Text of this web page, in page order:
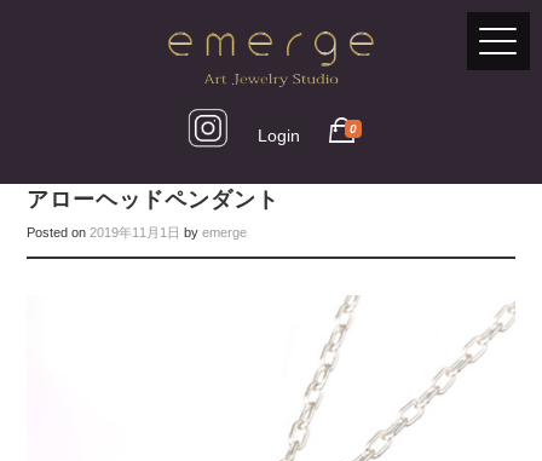
Login 0
アローヘッドペンダント
Posted on2019年11月1日 byemerge